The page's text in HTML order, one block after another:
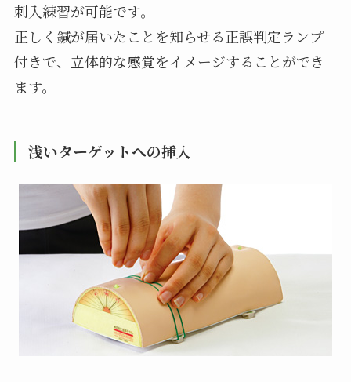
刺入練習が可能です。
正しく鍼が届いたことを知らせる正誤判定ランプ
付きで、立体的な感覚をイメージすることができ
ます。
浅いターゲットへの挿入